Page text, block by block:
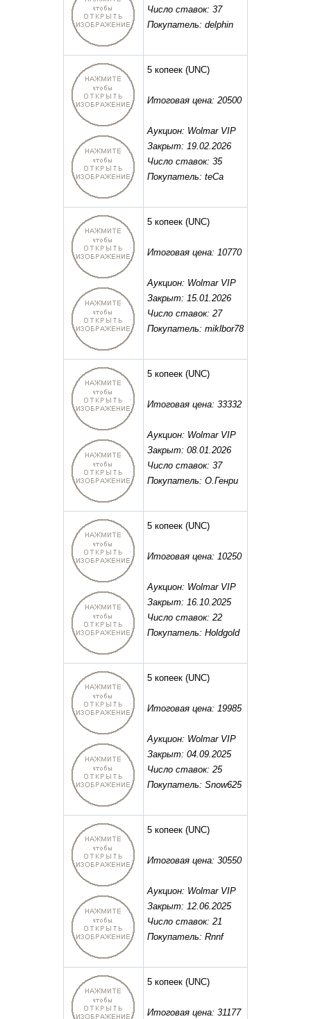
Число ставок: 37
Покупатель: delphin
5 копеек (UNC)
Итоговая цена: 20500
Аукцион: Wolmar VIP
Закрыт: 19.02.2026
Число ставок: 35
Покупатель: teCa
5 копеек (UNC)
Итоговая цена: 10770
Аукцион: Wolmar VIP
Закрыт: 15.01.2026
Число ставок: 27
Покупатель: miklbor78
5 копеек (UNC)
Итоговая цена: 33332
Аукцион: Wolmar VIP
Закрыт: 08.01.2026
Число ставок: 37
Покупатель: O.Генри
5 копеек (UNC)
Итоговая цена: 10250
Аукцион: Wolmar VIP
Закрыт: 16.10.2025
Число ставок: 22
Покупатель: Holdgold
5 копеек (UNC)
Итоговая цена: 19985
Аукцион: Wolmar VIP
Закрыт: 04.09.2025
Число ставок: 25
Покупатель: Snow625
5 копеек (UNC)
Итоговая цена: 30550
Аукцион: Wolmar VIP
Закрыт: 12.06.2025
Число ставок: 21
Покупатель: Rnnf
5 копеек (UNC)
Итоговая цена: 31177